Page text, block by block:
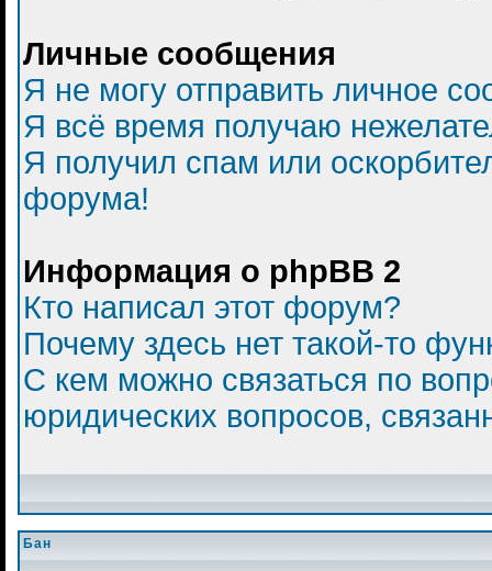
Личные сообщения
Я не могу отправить личное
Я всё время получаю
Я получил спам или
форума!
Информация о phpBB 2
Кто написал этот форум?
Почему здесь нет такой-то
С кем можно связаться по
юридических вопросов,
Бан